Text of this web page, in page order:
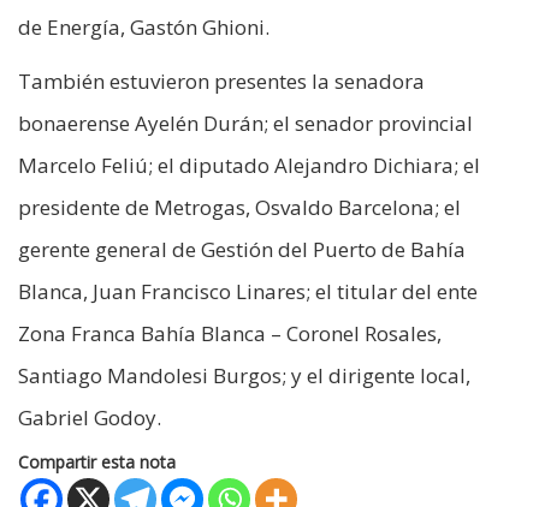
de Energía, Gastón Ghioni.
También estuvieron presentes la senadora
bonaerense Ayelén Durán; el senador provincial
Marcelo Feliú; el diputado Alejandro Dichiara; el
presidente de Metrogas, Osvaldo Barcelona; el
gerente general de Gestión del Puerto de Bahía
Blanca, Juan Francisco Linares; el titular del ente
Zona Franca Bahía Blanca – Coronel Rosales,
Santiago Mandolesi Burgos; y el dirigente local,
Gabriel Godoy.
Compartir esta nota